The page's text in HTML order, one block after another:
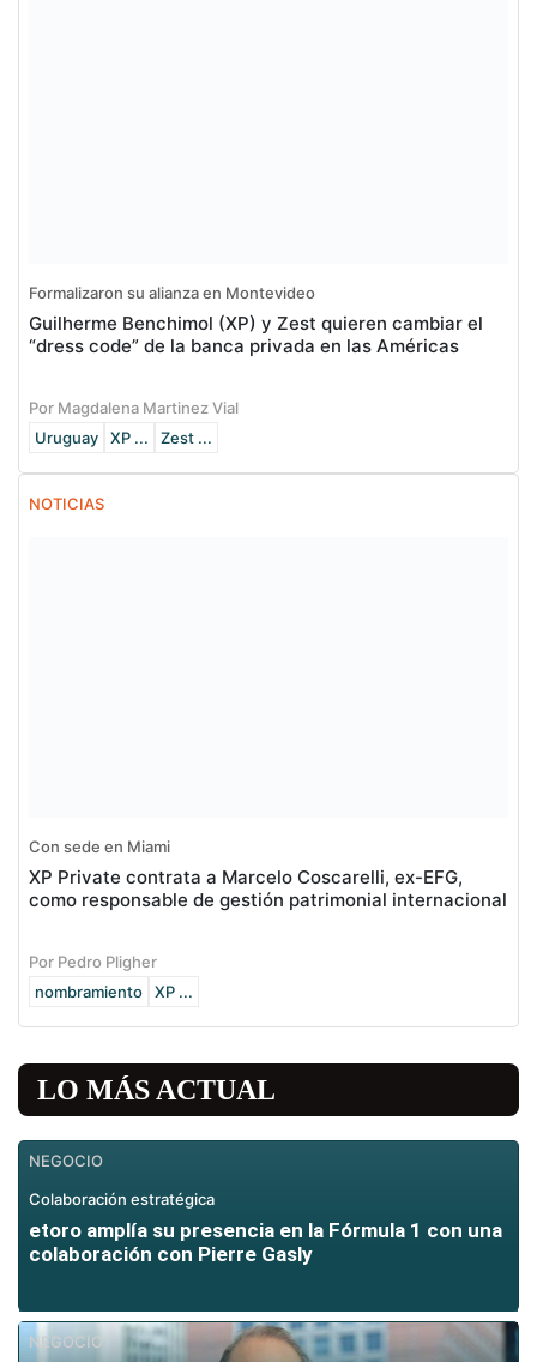
Formalizaron su alianza en Montevideo
Guilherme Benchimol (XP) y Zest quieren cambiar el
“dress code” de la banca privada en las Américas
Por Magdalena Martinez Vial
Uruguay
XP ... Zest ...
NOTICIAS
Con sede en Miami
XP Private contrata a Marcelo Coscarelli, ex-EFG,
como responsable de gestión patrimonial internacional
Por Pedro Pligher
nombramiento
XP ...
LO MÁS ACTUAL
NEGOCIO
Colaboración estratégica
etoro amplía su presencia en la Fórmula 1 con una
colaboración con Pierre Gasly
NEGOCIO